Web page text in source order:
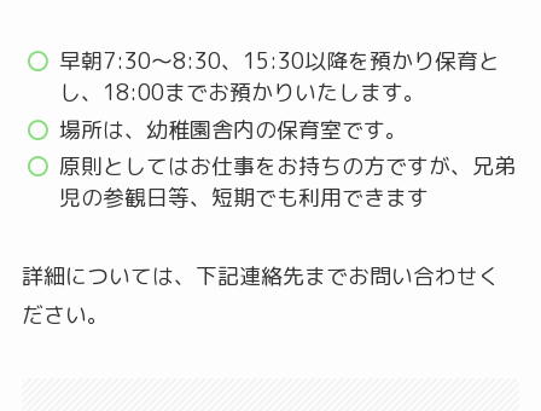
早朝7:30～8:30、15:30以降を預かり保育と
し、18:00までお預かりいたします。
場所は、幼稚園舎内の保育室です。
原則としてはお仕事をお持ちの方ですが、兄弟
児の参観日等、短期でも利用できます
詳細については、下記連絡先までお問い合わせく
ださい。